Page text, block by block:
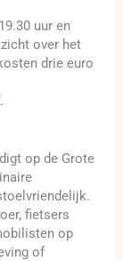
uur en
over het
drie euro
.
op de Grote
fietsers
op
of